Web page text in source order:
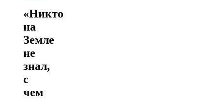
«Никто
на
Земле
не
знал,
с
чем